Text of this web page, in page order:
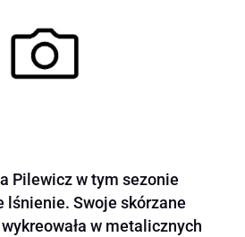
Pilewicz w tym sezonie
lśnienie. Swoje skórzane
w metalicznych